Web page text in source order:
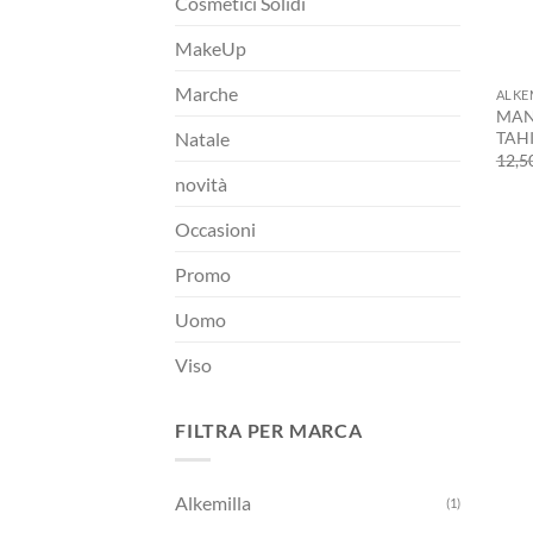
MakeUp
Marche
Natale
novità
Occasioni
Promo
Uomo
Viso
FILTRA PER MARCA
Alkemilla (1)